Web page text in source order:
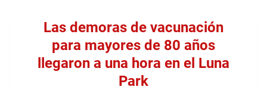
Las demoras de vacunación
para mayores de 80 años
llegaron a una hora en el Luna
Park